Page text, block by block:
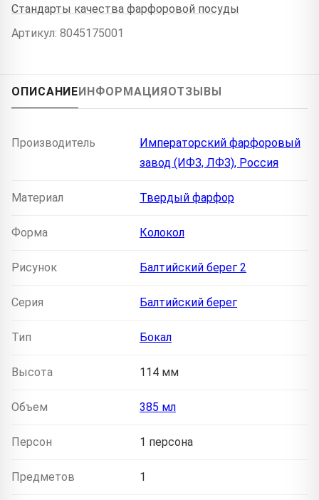
Стандарты качества фарфоровой посуды
Артикул: 8045175001
ОПИСАНИЕИНФОРМАЦИЯОТЗЫВЫ
Производитель
Императорский фарфоровый
завод (ИФЗ, ЛФЗ), Россия
Материал Твердый фарфор
Форма Колокол
Рисунок Балтийский берег 2
Серия Балтийский берег
Тип Бокал
Высота 114 мм
Объем 385 мл
Персон 1 персона
Предметов 1